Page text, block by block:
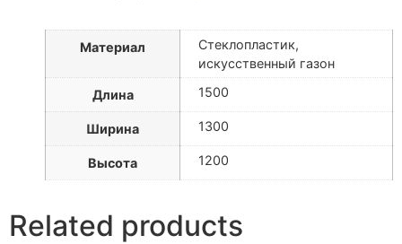
Материал
Стеклопластик,
искусственный газон
Длина 1500
Ширина 1300
Высота 1200
Related products